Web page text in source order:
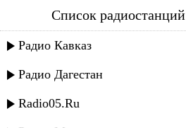
umaro - не набирай
Список радиостанций
Радио Кавказ
Радио Дагестан
Radio05.Ru
Ничего не найдено =(